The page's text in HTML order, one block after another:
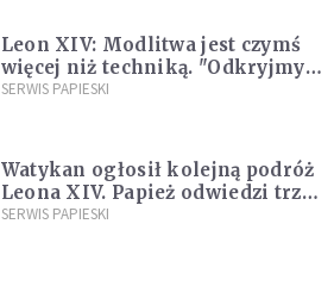
Leon XIV: Modlitwa jest czymś
więcej niż techniką. "Odkryjmy
ją na nowo"
SERWIS PAPIESKI
Watykan ogłosił kolejną podróż
Leona XIV. Papież odwiedzi trzy
kraje Ameryki Południowej
SERWIS PAPIESKI